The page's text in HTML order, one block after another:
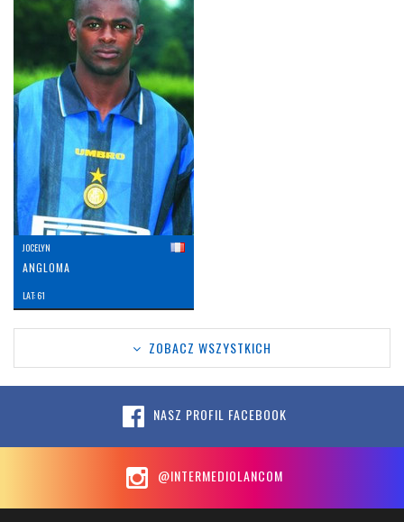
JOCELYN
ANGLOMA
LAT: 61
ZOBACZ WSZYSTKICH
NASZ PROFIL FACEBOOK
@INTERMEDIOLANCOM